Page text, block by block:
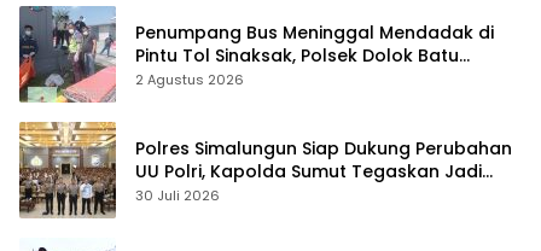
Penumpang Bus Meninggal Mendadak di
Pintu Tol Sinaksak, Polsek Dolok Batu
Nanggar Gerak Cepat Olah TKP
2 Agustus 2026
Polres Simalungun Siap Dukung Perubahan
UU Polri, Kapolda Sumut Tegaskan Jadi
Fondasi Penguatan Profesionalisme dan
30 Juli 2026